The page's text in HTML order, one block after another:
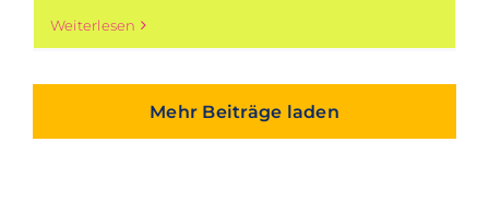
Weiterlesen
Mehr Beiträge laden